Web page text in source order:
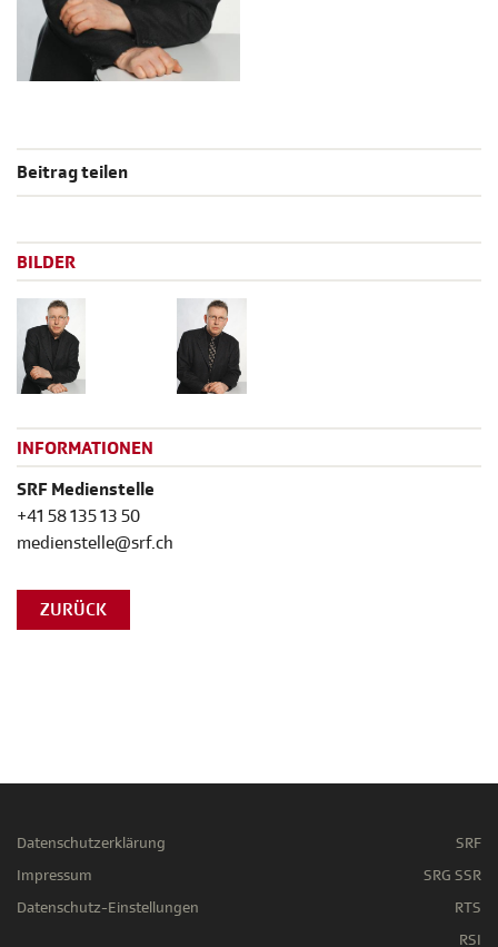
Beitrag teilen
BILDER
INFORMATIONEN
SRF Medienstelle
+41 58 135 13 50
medienstelle@srf.ch
ZURÜCK
Datenschutzerklärung
Impressum
Datenschutz-Einstellungen
SRF
SRG SSR
RTS
RSI